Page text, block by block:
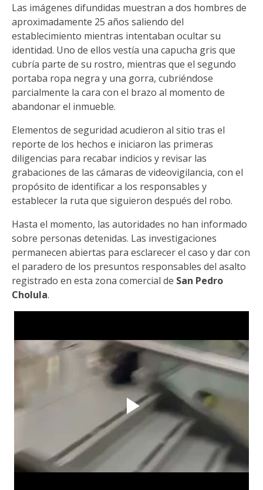
Las imágenes difundidas muestran a dos hombres de
aproximadamente 25 años saliendo del
establecimiento mientras intentaban ocultar su
identidad. Uno de ellos vestía una capucha gris que
cubría parte de su rostro, mientras que el segundo
portaba ropa negra y una gorra, cubriéndose
parcialmente la cara con el brazo al momento de
abandonar el inmueble.
Elementos de seguridad acudieron al sitio tras el
reporte de los hechos e iniciaron las primeras
diligencias para recabar indicios y revisar las
grabaciones de las cámaras de videovigilancia, con el
propósito de identificar a los responsables y
establecer la ruta que siguieron después del robo.
Hasta el momento, las autoridades no han informado
sobre personas detenidas. Las investigaciones
permanecen abiertas para esclarecer el caso y dar con
el paradero de los presuntos responsables del asalto
registrado en esta zona comercial de San Pedro
Cholula.